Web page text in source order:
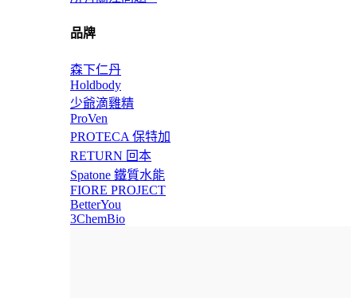
品牌
森下仁丹
Holdbody
少爺滴雞精
ProVen
PROTECA 保特加
RETURN 回本
Spatone 鐵質水能
FIORE PROJECT
BetterYou
3ChemBio